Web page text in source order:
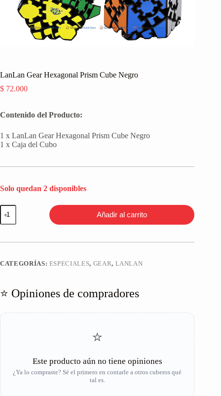
LanLan Gear Hexagonal Prism Cube Negro
$ 72.000
Contenido del Producto:
1 x LanLan Gear Hexagonal Prism Cube Negro
1 x Caja del Cubo
Solo quedan 2 disponibles
LanLan
Gear
Hexagonal
Cube
Añadir al carrito
CATEGORÍAS: ESPECIALES, GEAR, LANLAN
⭐ Opiniones de compradores
⭐
Este producto aún no tiene opiniones
¿Ya lo compraste? Sé el primero en contarle a otros cuberos qué
tal es.